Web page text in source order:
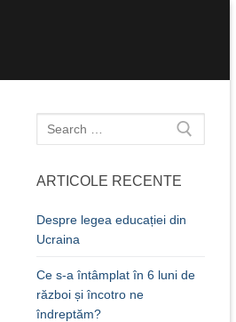
Caută
după:
ARTICOLE RECENTE
Despre legea educației din
Ucraina
Ce s-a întâmplat în 6 luni de
război și încotro ne
îndreptăm?